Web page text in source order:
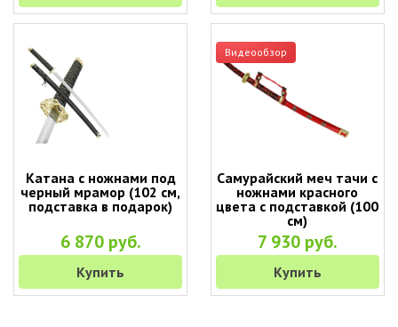
Катана с ножнами под
черный мрамор (102 см,
подставка в подарок)
6 870 руб.
Купить
Видеообзор
Самурайский меч тачи с
ножнами красного
цвета с подставкой (100
см)
7 930 руб.
Купить